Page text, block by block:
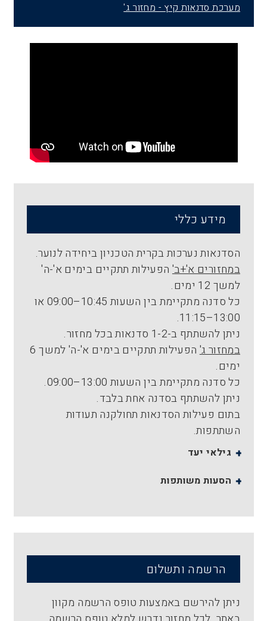
מערכת סדנאות קיץ - מחזור ג'
מידע כללי
הסדנאות נערכות בקרית הטכניון ביחידה לנוער.
במחזורים א'+ב' הפעילות תתקיים בימים א'-ה'
למשך 12 ימים.
כל סדנה מתקיימת בין השעות 10:45–09:00 או
13:00–11:15.
ניתן להשתתף ב-1-2 סדנאות בכל מחזור.
במחזור ג'
הפעילות תתקיים בימים א'-ה' למשך 6
ימים.
כל סדנה מתקיימת בין השעות 13:00–09:00.
ניתן להשתתף בסדנה אחת בלבד.
בתום פעילות הסדנאות תחולקנה תעודות
השתתפות.
גילאי יעד
הסעות משותפות
הרשמה ותשלום
ניתן להירשם באמצעות טופס הרשמה מקוון